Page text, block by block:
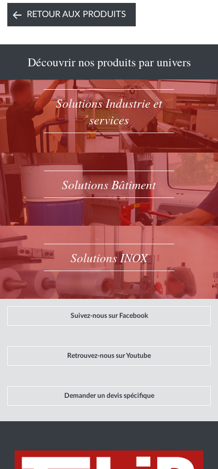
RETOUR AUX PRODUITS
Découvrir nos produits par univers
Solutions Industrie et
services
Solutions Bâtiment
Solutions INOX
Suivez-nous sur Facebook
Retrouvez-nous sur Youtube
Demander un devis spécifique